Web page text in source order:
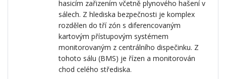
hasicím zařizením včetně plynového hašení v
sálech. Z hlediska bezpečnosti je komplex
rozdělen do tří zón s diferencovaným
kartovým přístupovým systémem
monitorovaným z centrálního dispečinku. Z
tohoto sálu (BMS) je řízen a monitorován
chod celého střediska.